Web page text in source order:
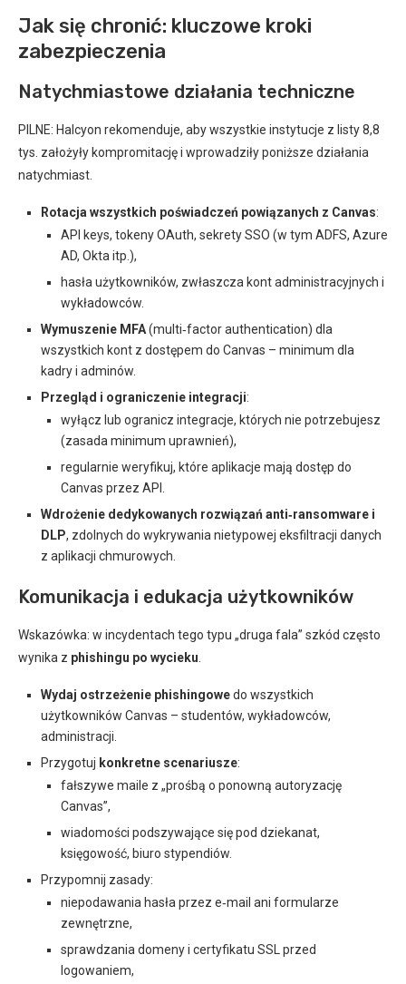
Jak się chronić: kluczowe kroki
zabezpieczenia
Natychmiastowe działania techniczne
PILNE: Halcyon rekomenduje, aby wszystkie instytucje z listy 8,8
tys. założyły kompromitację i wprowadziły poniższe działania
natychmiast.
Rotacja wszystkich poświadczeń powiązanych z Canvas:
API keys, tokeny OAuth, sekrety SSO (w tym ADFS, Azure
AD, Okta itp.),
hasła użytkowników, zwłaszcza kont administracyjnych i
wykładowców.
Wymuszenie MFA(multi‑factor authentication) dla
wszystkich kont z dostępem do Canvas – minimum dla
kadry i adminów.
Przegląd i ograniczenie integracji:
wyłącz lub ogranicz integracje, których nie potrzebujesz
(zasada minimum uprawnień),
regularnie weryfikuj, które aplikacje mają dostęp do
Canvas przez API.
Wdrożenie dedykowanych rozwiązań anti‑ransomware i
DLP, zdolnych do wykrywania nietypowej eksfiltracji danych
z aplikacji chmurowych.
Komunikacja i edukacja użytkowników
Wskazówka: w incydentach tego typu „druga fala” szkód często
wynika z phishingu po wycieku
Wydaj ostrzeżenie phishingowedo wszystkich
użytkowników Canvas – studentów, wykładowców,
administracji.
Przygotuj konkretne scenariusze:
fałszywe maile z „prośbą o ponowną autoryzację
Canvas”,
wiadomości podszywające się pod dziekanat,
księgowość, biuro stypendiów.
Przypomnij zasady:
niepodawania hasła przez e‑mail ani formularze
zewnętrzne,
sprawdzania domeny i certyfikatu SSL przed
logowaniem,